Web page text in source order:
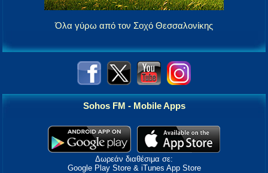
Όλα γύρω από τον Σοχό Θεσσαλονίκης
Sohos FM - Mobile Apps
Δωρεάν διαθέσιμα σε:
Google Play Store & iTunes App Store